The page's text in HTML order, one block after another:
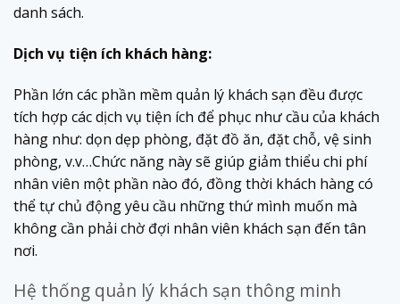
danh sách.
Dịch vụ tiện ích khách hàng:
Phần lớn các phần mềm quản lý khách sạn đều được
tích hợp các dịch vụ tiện ích để phục như cầu của khách
hàng như: dọn dẹp phòng, đặt đồ ăn, đặt chỗ, vệ sinh
phòng, v.v…Chức năng này sẽ giúp giảm thiểu chi phí
nhân viên một phần nào đó, đồng thời khách hàng có
thể tự chủ động yêu cầu những thứ mình muốn mà
không cần phải chờ đợi nhân viên khách sạn đến tân
nơi.
Hệ thống quản lý khách sạn thông minh